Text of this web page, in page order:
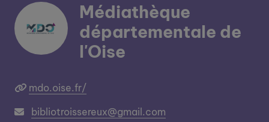
Médiathèque
départementale de
l'Oise
mdo.oise.fr/
bibliotroissereux@gmail.com